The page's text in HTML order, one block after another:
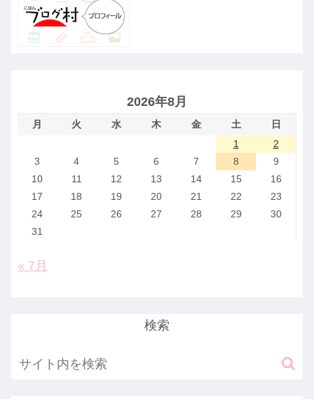
2026年8月
月 火 水 木 金 土
日
1
2
3
4 5 6 7 8
9
10
11 12 13 14 15
16
17
18 19 20 21 22
23
24
25 26 27 28 29
30
31
« 7月
検索